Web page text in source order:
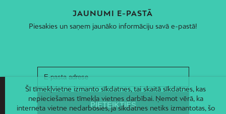
JAUNUMI E-PASTĀ
Piesakies un saņem jaunāko informāciju savā e-pastā!
Šī tīmekļvietne izmanto sīkdatnes, tai skaitā sīkdatnes, kas
nepieciešamas tīmekļa vietnes darbībai. Ņemot vērā, ka
interneta vietne nedarbosies, ja sīkdatnes netiks izmantotas, šo